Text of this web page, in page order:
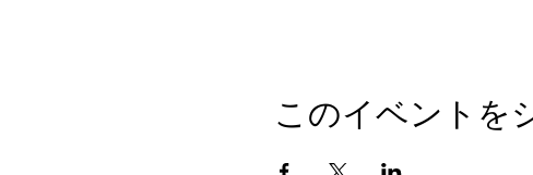
このイベントを